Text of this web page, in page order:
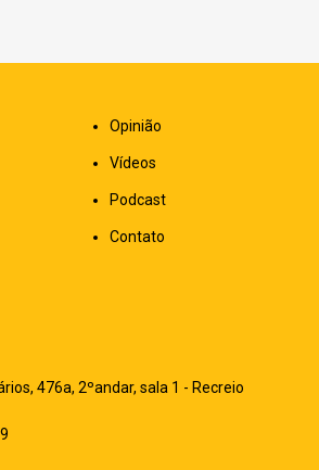
Opinião
Vídeos
Podcast
Contato
476a, 2ºandar, sala 1 - Recreio